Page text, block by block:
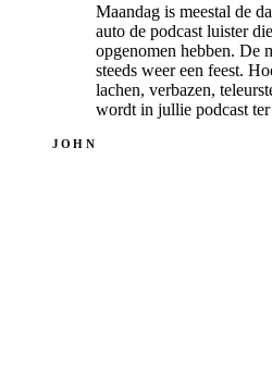
Maandag is meestal de
auto de podcast luister
opgenomen hebben. De
steeds weer een feest.
lachen, verbazen,
wordt in jullie podcast ter
JOHN